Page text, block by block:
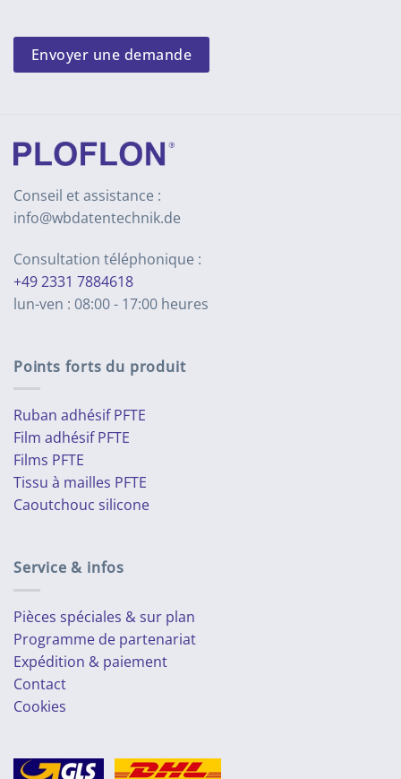
Envoyer une demande
Conseil et assistance :
info@wbdatentechnik.de
Consultation téléphonique :
+49 2331 7884618
lun-ven : 08:00 - 17:00 heures
Points forts du produit
Ruban adhésif PFTE
Film adhésif PFTE
Films PFTE
Tissu à mailles PFTE
Caoutchouc silicone
Service & infos
Pièces spéciales & sur plan
Programme de partenariat
Expédition & paiement
Contact
Cookies